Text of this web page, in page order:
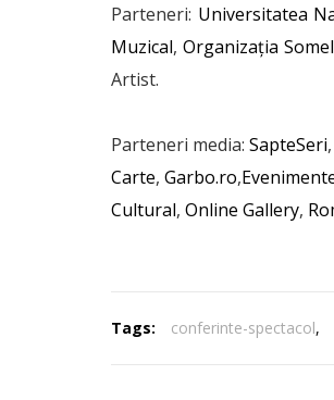
Parteneri: Universitatea
Muzical, Organizația
Artist.
Parteneri media: SapteSeri,
Carte, Garbo.ro,
Cultural, Online Gallery,
Tags: conferinte-spectacol,